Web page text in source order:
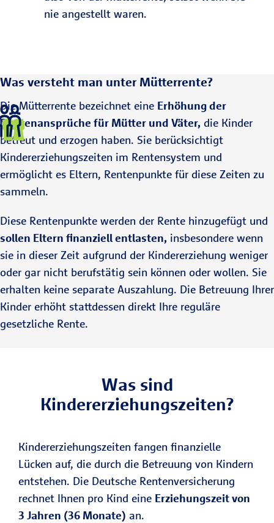
nie angestellt waren.
Was versteht man unter Mütterrente?
Die Mütterrente bezeichnet eine Erhöhung der
Rentenansprüche für Mütter und Väter, die Kinder
betreut und erzogen haben. Sie berücksichtigt
Kindererziehungszeiten im Rentensystem und
ermöglicht es Eltern, Rentenpunkte für diese Zeiten zu
sammeln.
Diese Rentenpunkte werden der Rente hinzugefügt und
sollen Eltern finanziell entlasten, insbesondere wenn
sie in dieser Zeit aufgrund der Kindererziehung weniger
oder gar nicht berufstätig sein können oder wollen. Sie
erhalten keine separate Auszahlung. Die Betreuung Ihrer
Kinder erhöht stattdessen direkt Ihre reguläre
gesetzliche Rente.
Was sind
Kindererziehungszeiten?
Kindererziehungszeiten fangen finanzielle
Lücken auf, die durch die Betreuung von Kindern
entstehen. Die Deutsche Rentenversicherung
rechnet Ihnen pro Kind eine Erziehungszeit von
3 Jahren (36 Monate) an.